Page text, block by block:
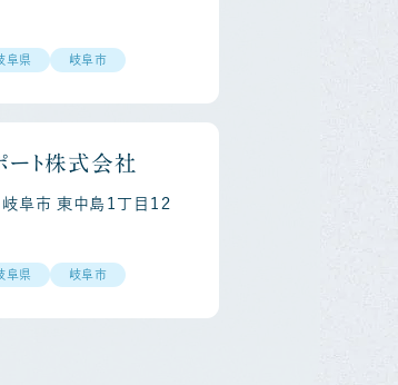
阜県 岐阜市
ート株式会社
阜市 東中島１丁目１２
阜県 岐阜市